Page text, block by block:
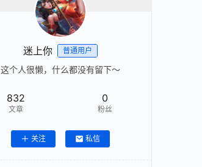
迷上你 普通用户
这个人很懒，什么都没有留下～
832
文章
0
粉丝
关注 私信